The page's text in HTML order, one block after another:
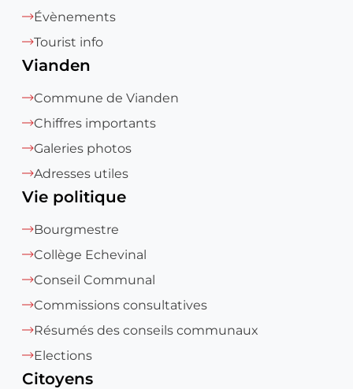
Évènements
Tourist info
Vianden
Commune de Vianden
Chiffres importants
Galeries photos
Adresses utiles
Vie politique
Bourgmestre
Collège Echevinal
Conseil Communal
Commissions consultatives
Résumés des conseils communaux
Elections
Citoyens